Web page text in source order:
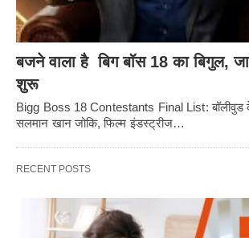
बजने वाला है बिग बॉस 18 का बिगुल,
शुरू
Bigg Boss 18 Contestants Final List: बॉलीवुड
सलमान खान जोकि, फिल्म इंडस्ट्रीज…
RECENT POSTS